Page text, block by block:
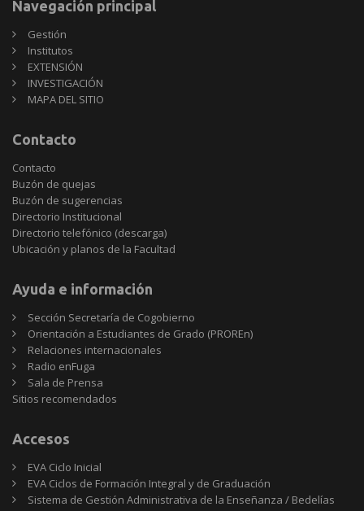
Navegación principal
Gestión
Institutos
EXTENSIÓN
INVESTIGACIÓN
MAPA DEL SITIO
Contacto
Contacto
Buzón de quejas
Buzón de sugerencias
Directorio Institucional
Directorio telefónico (descarga)
Ubicación y planos de la Facultad
Ayuda e información
Sección Secretaría de Cogobierno
Orientación a Estudiantes de Grado (PROREn)
Relaciones internacionales
Radio enFuga
Sala de Prensa
Sitios
Sitios recomendados
Accesos
EVA Ciclo Inicial
EVA Ciclos de Formación Integral y de Graduación
Sistema de Gestión Administrativa de la Enseñanza / Bedelías